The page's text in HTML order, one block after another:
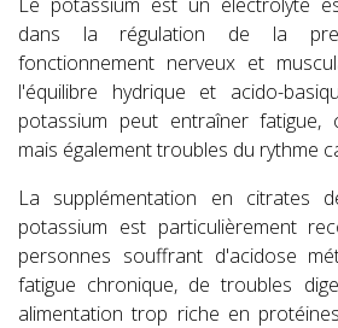
dans la régulation de la
fonctionnement nerveux et
l'équilibre hydrique et acido-
potassium peut entraîner fatigue,
mais également troubles du rythme
La supplémentation en citrates
potassium est particulièrement
personnes souffrant d'acidose
fatigue chronique, de troubles
alimentation trop riche en